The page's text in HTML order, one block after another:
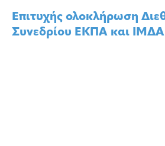
Επιτυχής ολοκλήρωση
Συνεδρίου ΕΚΠΑ και ΙΜΔΑ